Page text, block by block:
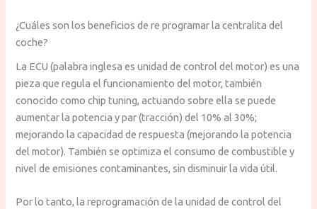
¿Cuáles son los beneficios de re programar la centralita del
coche?
La ECU (palabra inglesa es unidad de control del motor) es una
pieza que regula el funcionamiento del motor, también
conocido como chip tuning, actuando sobre ella se puede
aumentar la potencia y par (tracción) del 10% al 30%;
mejorando la capacidad de respuesta (mejorando la potencia
del motor). También se optimiza el consumo de combustible y
nivel de emisiones contaminantes, sin disminuir la vida útil.
Por lo tanto, la reprogramación de la unidad de control del